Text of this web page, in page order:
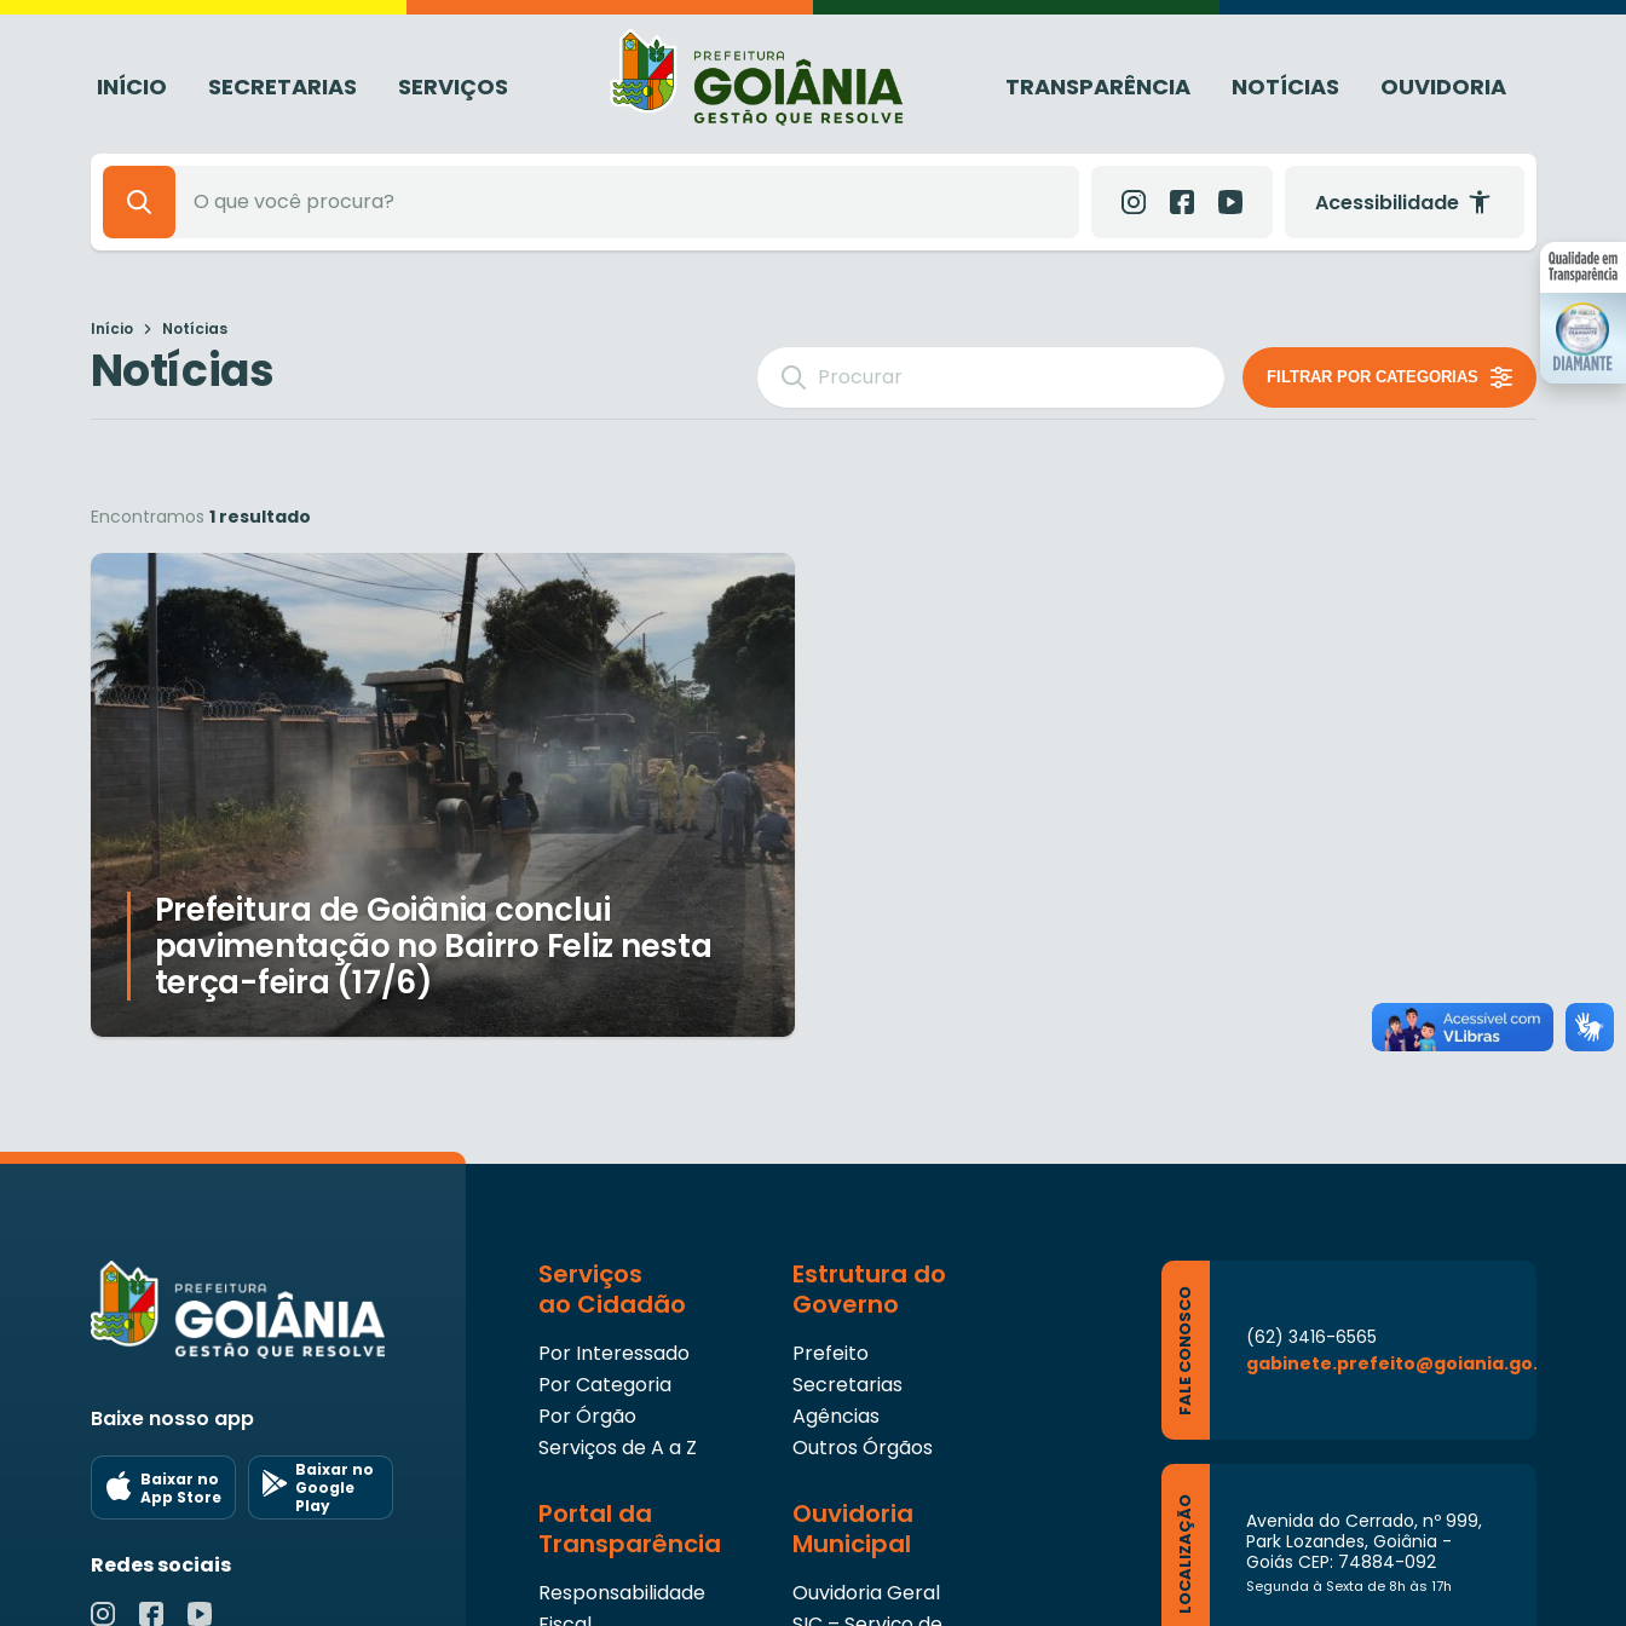
INÍCIO SECRETARIAS SERVIÇOS TRANSPARÊNCIA NOTÍCIAS OUVIDORIA
Acessibilidade
Início Notícias
Notícias FILTRAR POR CATEGORIAS
Encontramos 1 resultado
Prefeitura de Goiânia conclui
pavimentação no Bairro Feliz nesta
terça-feira (17/6)
Baixe nosso app
Baixar no
App Store
Baixar no
Google
Play
Redes sociais
Serviços
ao Cidadão
Por Interessado
Por Categoria
Por Órgão
Serviços de A a Z
Estrutura do
Governo
Prefeito
Secretarias
Agências
Outros Órgãos
Portal da
Transparência
Responsabilidade
Ouvidoria
Municipal
Ouvidoria Geral
FALE CONOSCO
(62) 3416-6565
gabinete.prefeito@goiania.go.gov.br
LOCALIZAÇÃO
Avenida do Cerrado, nº 999,
Park Lozandes, Goiânia -
Goiás CEP: 74884-092
Segunda à Sexta de 8h às 17h